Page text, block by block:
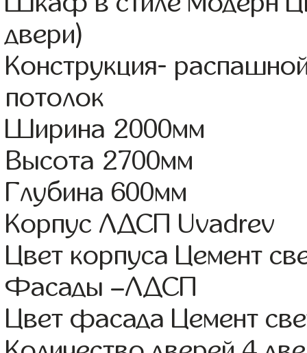
двери)
Конструкция-
потолок
Ширина 2000мм
Высота 2700мм
Глубина 600мм
Корпус ЛДСП Uvadrev
Цвет корпуса Цемент
Фасады –ЛДСП
Цвет фасада Цемент